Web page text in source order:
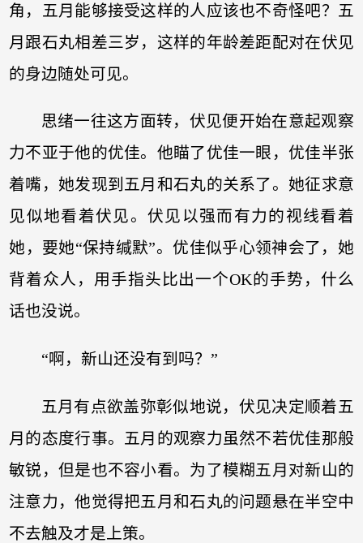
角，五月能够接受这样的人应该也不奇怪吧？五
月跟石丸相差三岁，这样的年龄差距配对在伏见
的身边随处可见。
思绪一往这方面转，伏见便开始在意起观察
力不亚于他的优佳。他瞄了优佳一眼，优佳半张
着嘴，她发现到五月和石丸的关系了。她征求意
见似地看着伏见。伏见以强而有力的视线看着
她，要她“保持缄默”。优佳似乎心领神会了，她
背着众人，用手指头比出一个OK的手势，什么
话也没说。
“啊，新山还没有到吗？”
五月有点欲盖弥彰似地说，伏见决定顺着五
月的态度行事。五月的观察力虽然不若优佳那般
敏锐，但是也不容小看。为了模糊五月对新山的
注意力，他觉得把五月和石丸的问题悬在半空中
不去触及才是上策。